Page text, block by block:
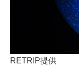
RETRIP提供